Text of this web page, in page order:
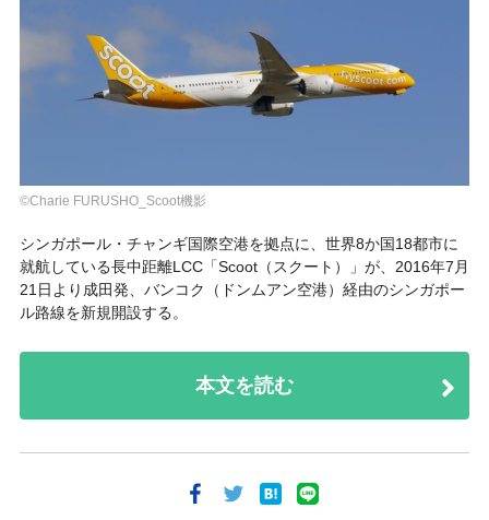
©Charie FURUSHO_Scoot機影
シンガポール・チャンギ国際空港を拠点に、世界8か国18都市に
就航している長中距離LCC「Scoot（スクート）
」が、2016年7月
21日より成田発、バンコク（ドンムアン空港）経由のシンガポー
ル路線を新規開設する。
本文を読む